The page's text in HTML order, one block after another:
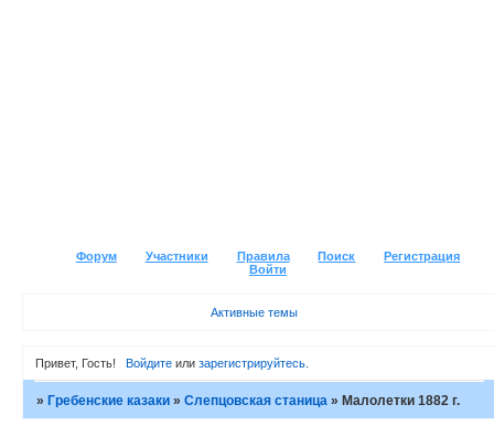
Форум Участники Правила Поиск
Регистрация
Войти
Активные темы
Привет, Гость! Войдитеили зарегистрируйтесь.
»Гребенские казаки »Слепцовская станица »Малолетки 1882 г.